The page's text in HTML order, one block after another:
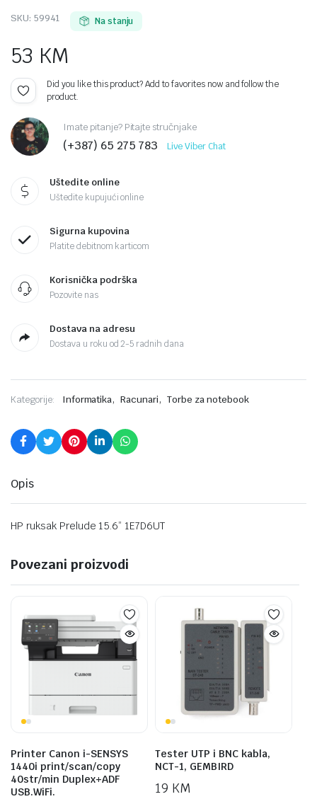
SKU: 59941 Na stanju
53 KM
Did you like this product? Add to favorites now and follow the
product.
Imate pitanje? Pitajte stručnjake
(+387) 65 275 783 Live Viber Chat
Uštedite online
Uštedite kupujući online
Sigurna kupovina
Platite debitnom karticom
Korisnička podrška
Pozovite nas
Dostava na adresu
Dostava u roku od 2-5 radnih dana
Kategorije: Informatika, Racunari, Torbe za notebook
Opis
HP ruksak Prelude 15.6” 1E7D6UT
Povezani proizvodi
Printer Canon i-SENSYS
1440i print/scan/copy
40str/min Duplex+ADF
USB.WiFi.
Tester UTP i BNC kabla,
NCT-1, GEMBIRD
19 KM